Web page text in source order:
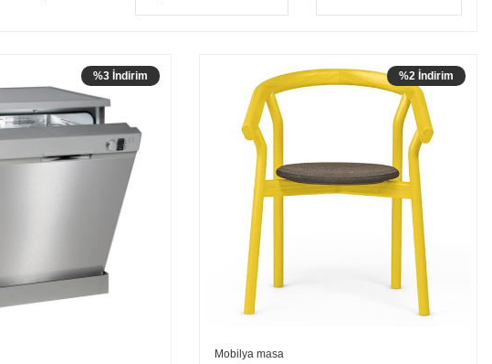
%3 İndirim %2 İndirim
Mobilya masa